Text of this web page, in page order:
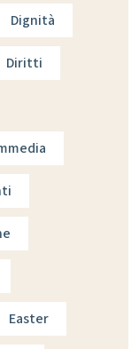
Dignità
Diritti
Easter